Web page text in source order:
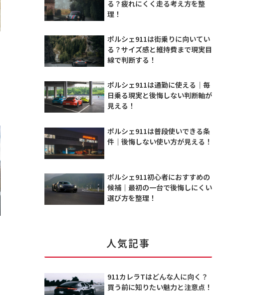
る？疲れにくく走る考え方を整
理！
ポルシェ911は街乗りに向いてい
る？サイズ感と維持費まで現実目
線で判断する！
ポルシェ911は通勤に使える｜毎
日乗る現実と後悔しない判断軸が
見える！
ポルシェ911は普段使いできる条
件｜後悔しない使い方が見える！
ポルシェ911初心者におすすめの
候補｜最初の一台で後悔しにくい
選び方を整理！
人気記事
911カレラTはどんな人に向く？
買う前に知りたい魅力と注意点！